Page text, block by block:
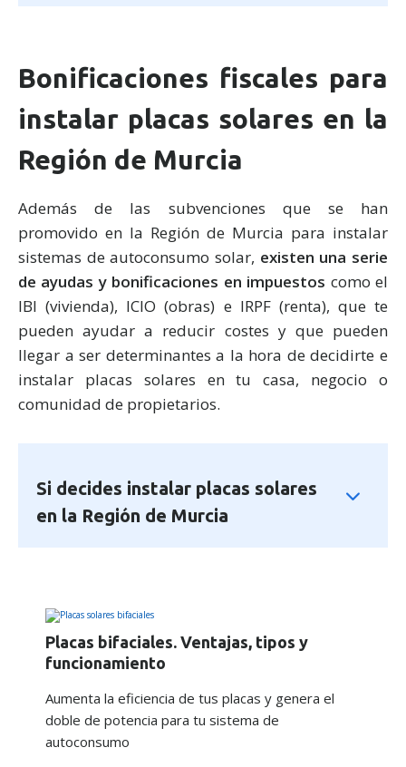
Bonificaciones fiscales para
instalar placas solares en la
Región de Murcia
Además de las subvenciones que se han
promovido en la Región de Murcia para instalar
sistemas de autoconsumo solar, existen una serie
de ayudas y bonificaciones en impuestos como el
IBI (vivienda), ICIO (obras) e IRPF (renta), que te
pueden ayudar a reducir costes y que pueden
llegar a ser determinantes a la hora de decidirte e
instalar placas solares en tu casa, negocio o
comunidad de propietarios.
Si decides instalar placas solares
en la Región de Murcia
Placas bifaciales. Ventajas, tipos y
funcionamiento
Aumenta la eficiencia de tus placas y genera el
doble de potencia para tu sistema de
autoconsumo